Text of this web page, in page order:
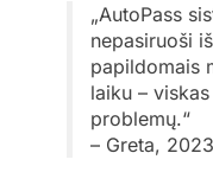
„AutoPass
nepasiruoši
papildomais
laiku –
problemų.“
– Greta,